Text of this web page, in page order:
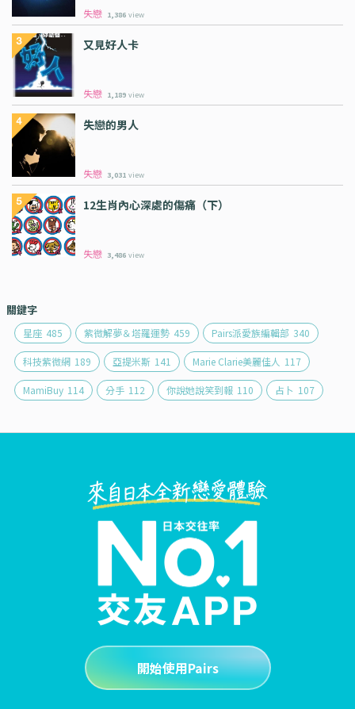
失戀 1,386 view
又見好人卡
失戀 1,189 view
失戀的男人
失戀 3,031 view
12生肖內心深處的傷痛（下）
失戀 3,486 view
關鍵字
星座 485 紫微解夢＆塔羅運勢 459 Pairs派愛族編輯部 340
科技紫微網 189 亞提米斯 141 Marie Clarie美麗佳人 117
MamiBuy 114 分手 112 你說她說笑到報 110 占卜 107
開始使用Pairs